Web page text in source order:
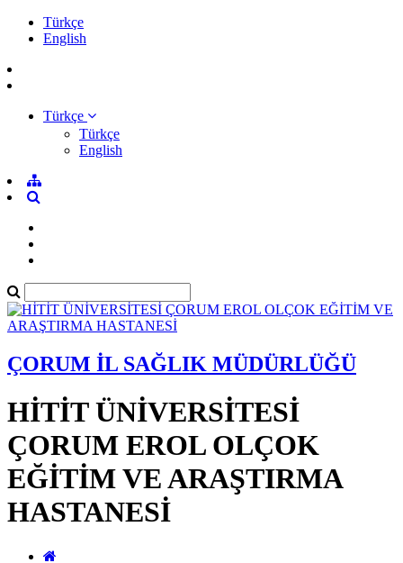
Türkçe
English
Türkçe
Türkçe
English
ÇORUM İL SAĞLIK MÜDÜRLÜĞÜ
HİTİT ÜNİVERSİTESİ
ÇORUM EROL OLÇOK
EĞİTİM VE ARAŞTIRMA
HASTANESİ